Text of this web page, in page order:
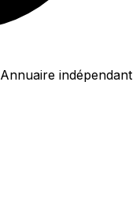
Annuaire indépendant